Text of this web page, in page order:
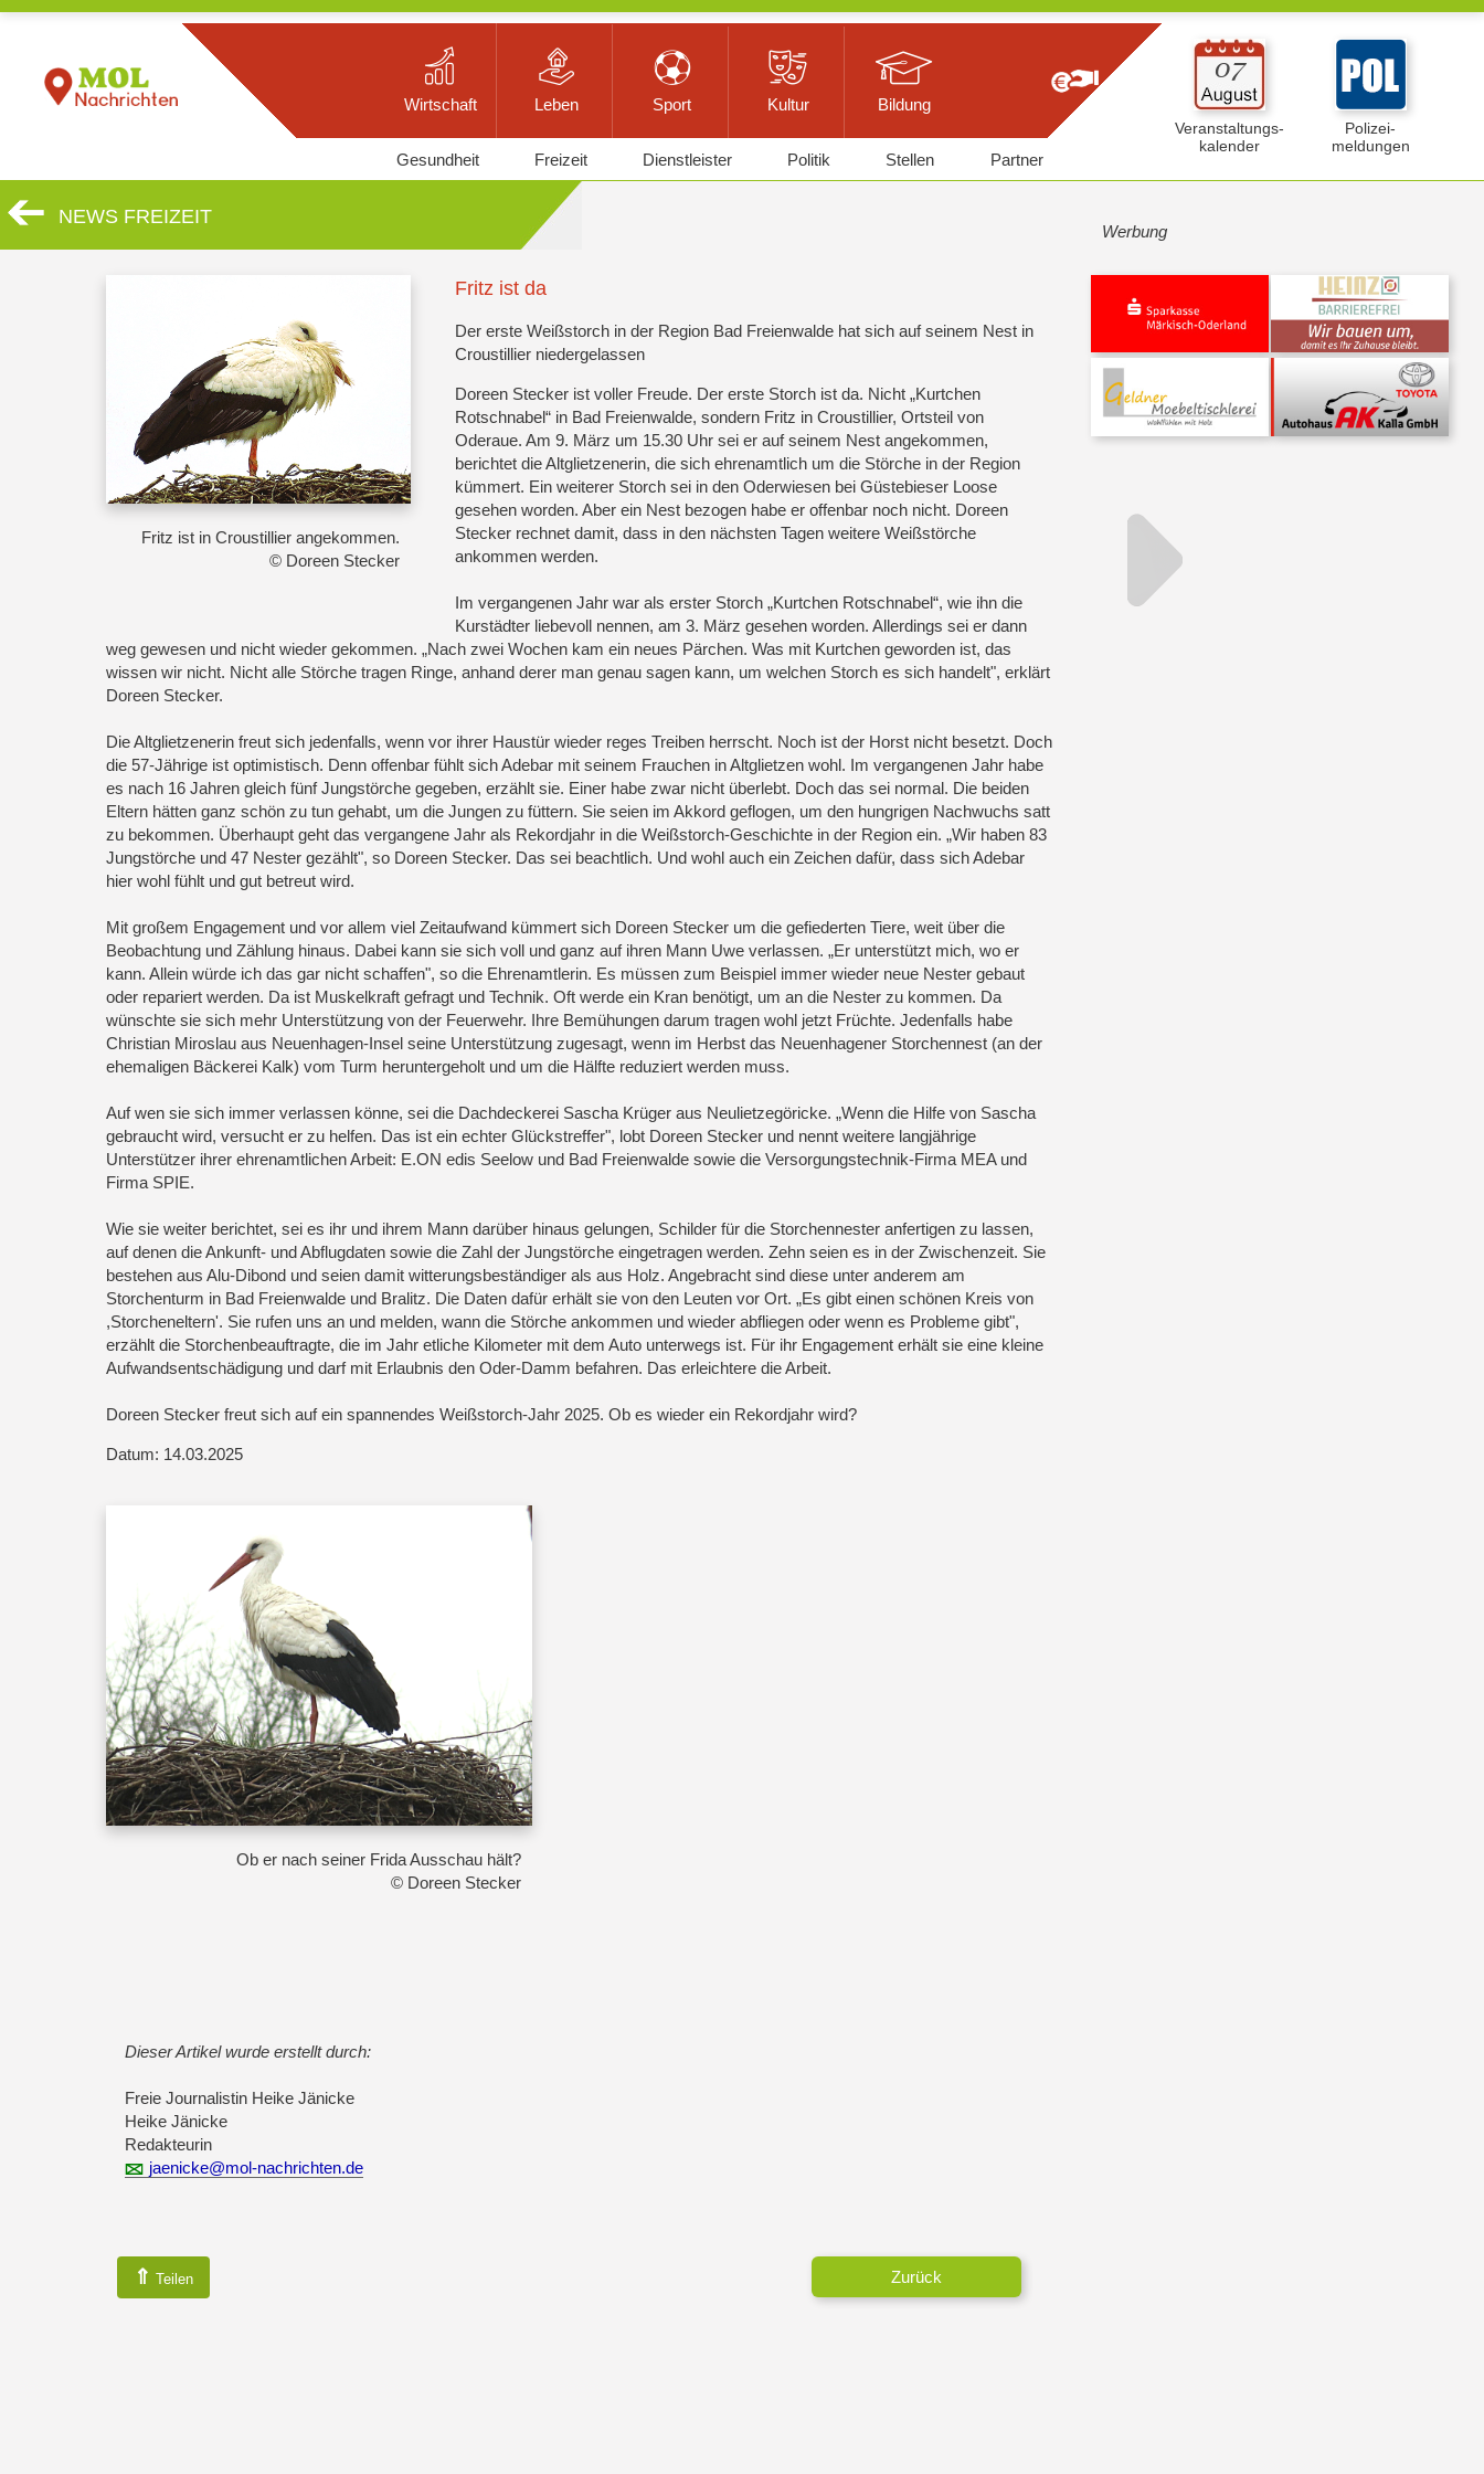
Wirtschaft Leben Sport Kultur Bildung
Veranstaltungs-
kalender
Polizei-
meldungen
Gesundheit Freizeit Dienstleister Politik Stellen Partner
NEWS FREIZEIT
Fritz ist in Croustillier angekommen.
© Doreen Stecker
Fritz ist da
Der erste Weißstorch in der Region Bad Freienwalde hat sich auf seinem Nest in
Croustillier niedergelassen
Doreen Stecker ist voller Freude. Der erste Storch ist da. Nicht „Kurtchen
Rotschnabel“ in Bad Freienwalde, sondern Fritz in Croustillier, Ortsteil von
Oderaue. Am 9. März um 15.30 Uhr sei er auf seinem Nest angekommen,
berichtet die Altglietzenerin, die sich ehrenamtlich um die Störche in der Region
kümmert. Ein weiterer Storch sei in den Oderwiesen bei Güstebieser Loose
gesehen worden. Aber ein Nest bezogen habe er offenbar noch nicht. Doreen
Stecker rechnet damit, dass in den nächsten Tagen weitere Weißstörche
ankommen werden.
Im vergangenen Jahr war als erster Storch „Kurtchen Rotschnabel“, wie ihn die
Kurstädter liebevoll nennen, am 3. März gesehen worden. Allerdings sei er dann
weg gewesen und nicht wieder gekommen. „Nach zwei Wochen kam ein neues Pärchen. Was mit Kurtchen geworden ist, das
wissen wir nicht. Nicht alle Störche tragen Ringe, anhand derer man genau sagen kann, um welchen Storch es sich handelt", erklärt
Doreen Stecker.
Die Altglietzenerin freut sich jedenfalls, wenn vor ihrer Haustür wieder reges Treiben herrscht. Noch ist der Horst nicht besetzt. Doch
die 57-Jährige ist optimistisch. Denn offenbar fühlt sich Adebar mit seinem Frauchen in Altglietzen wohl. Im vergangenen Jahr habe
es nach 16 Jahren gleich fünf Jungstörche gegeben, erzählt sie. Einer habe zwar nicht überlebt. Doch das sei normal. Die beiden
Eltern hätten ganz schön zu tun gehabt, um die Jungen zu füttern. Sie seien im Akkord geflogen, um den hungrigen Nachwuchs satt
zu bekommen. Überhaupt geht das vergangene Jahr als Rekordjahr in die Weißstorch-Geschichte in der Region ein. „Wir haben 83
Jungstörche und 47 Nester gezählt", so Doreen Stecker. Das sei beachtlich. Und wohl auch ein Zeichen dafür, dass sich Adebar
hier wohl fühlt und gut betreut wird.
Mit großem Engagement und vor allem viel Zeitaufwand kümmert sich Doreen Stecker um die gefiederten Tiere, weit über die
Beobachtung und Zählung hinaus. Dabei kann sie sich voll und ganz auf ihren Mann Uwe verlassen. „Er unterstützt mich, wo er
kann. Allein würde ich das gar nicht schaffen", so die Ehrenamtlerin. Es müssen zum Beispiel immer wieder neue Nester gebaut
oder repariert werden. Da ist Muskelkraft gefragt und Technik. Oft werde ein Kran benötigt, um an die Nester zu kommen. Da
wünschte sie sich mehr Unterstützung von der Feuerwehr. Ihre Bemühungen darum tragen wohl jetzt Früchte. Jedenfalls habe
Christian Miroslau aus Neuenhagen-Insel seine Unterstützung zugesagt, wenn im Herbst das Neuenhagener Storchennest (an der
ehemaligen Bäckerei Kalk) vom Turm heruntergeholt und um die Hälfte reduziert werden muss.
Auf wen sie sich immer verlassen könne, sei die Dachdeckerei Sascha Krüger aus Neulietzegöricke. „Wenn die Hilfe von Sascha
gebraucht wird, versucht er zu helfen. Das ist ein echter Glückstreffer", lobt Doreen Stecker und nennt weitere langjährige
Unterstützer ihrer ehrenamtlichen Arbeit: E.ON edis Seelow und Bad Freienwalde sowie die Versorgungstechnik-Firma MEA und
Firma SPIE.
Wie sie weiter berichtet, sei es ihr und ihrem Mann darüber hinaus gelungen, Schilder für die Storchennester anfertigen zu lassen,
auf denen die Ankunft- und Abflugdaten sowie die Zahl der Jungstörche eingetragen werden. Zehn seien es in der Zwischenzeit. Sie
bestehen aus Alu-Dibond und seien damit witterungsbeständiger als aus Holz. Angebracht sind diese unter anderem am
Storchenturm in Bad Freienwalde und Bralitz. Die Daten dafür erhält sie von den Leuten vor Ort. „Es gibt einen schönen Kreis von
,Storcheneltern'. Sie rufen uns an und melden, wann die Störche ankommen und wieder abfliegen oder wenn es Probleme gibt",
erzählt die Storchenbeauftragte, die im Jahr etliche Kilometer mit dem Auto unterwegs ist. Für ihr Engagement erhält sie eine kleine
Aufwandsentschädigung und darf mit Erlaubnis den Oder-Damm befahren. Das erleichtere die Arbeit.
Doreen Stecker freut sich auf ein spannendes Weißstorch-Jahr 2025. Ob es wieder ein Rekordjahr wird?
Datum: 14.03.2025
Ob er nach seiner Frida Ausschau hält?
© Doreen Stecker
Dieser Artikel wurde erstellt durch:
Freie Journalistin Heike Jänicke
Heike Jänicke
Redakteurin
jaenicke@mol-nachrichten.de
⇑ Teilen Zurück
Werbung